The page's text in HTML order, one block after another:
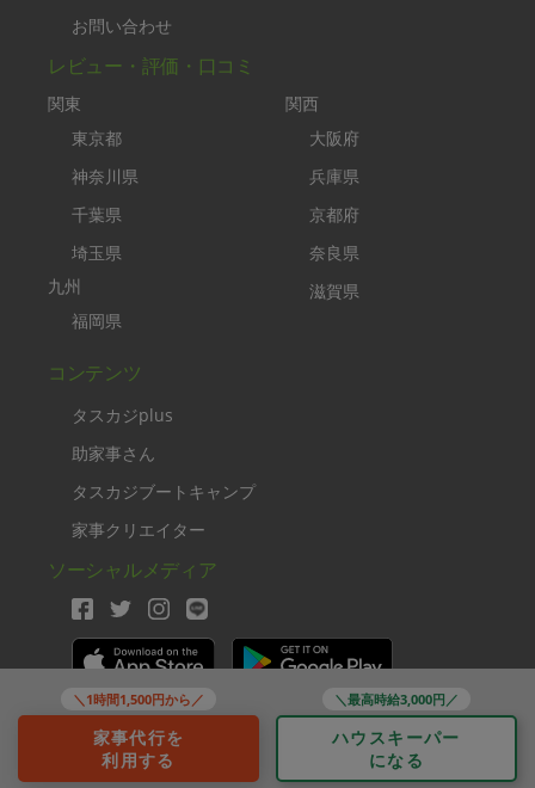
＼1時間1,500円から／
家事代行を
利用する
＼最高時給3,000円／
ハウスキーパー
になる
お問い合わせ
レビュー・評価・口コミ
関東
東京都
神奈川県
千葉県
埼玉県
九州
福岡県
関西
大阪府
兵庫県
京都府
奈良県
滋賀県
コンテンツ
タスカジplus
助家事さん
タスカジブートキャンプ
家事クリエイター
ソーシャルメディア